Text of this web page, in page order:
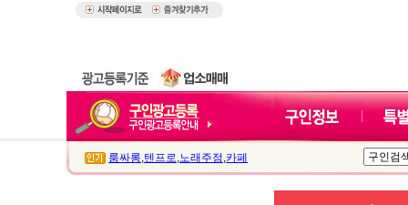
룸싸롱,텐프로,노래주점 ,카페